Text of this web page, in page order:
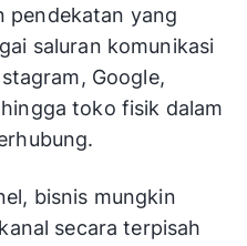
pendekatan yang
saluran komunikasi
Google,
toko fisik dalam
bisnis mungkin
secara terpisah